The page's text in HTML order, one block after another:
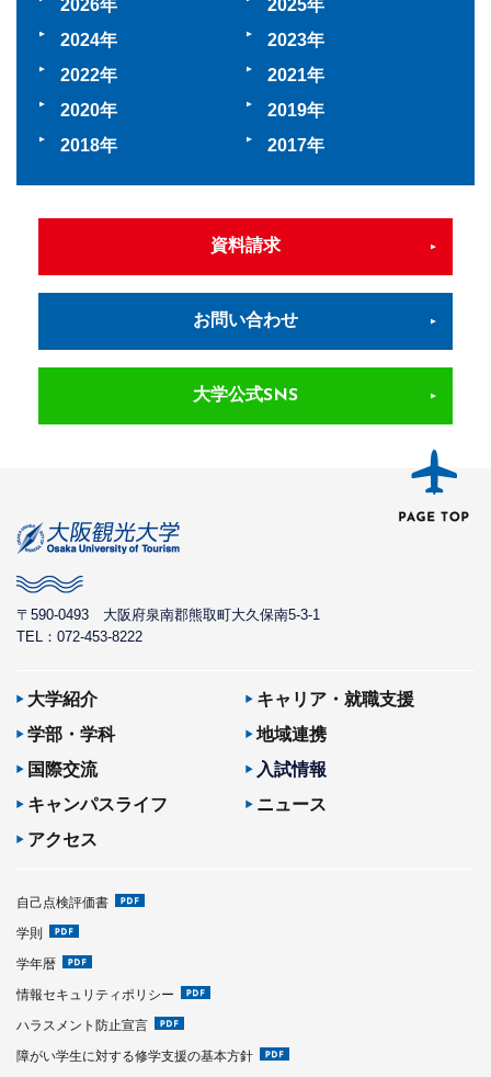
2026
2025
2024
2023
2022
2021
2020
2019
2018
2017
資料請求
お問い合わせ
大学公式SNS
〒590-0493 大阪府泉南郡熊取町大久保南5-3-1
TEL：072-453-8222
大学紹介
キャリア・就職支援
学部・学科
地域連携
国際交流
入試情報
キャンパスライフ
ニュース
アクセス
自己点検評価書
学則
学年暦
情報セキュリティポリシー
ハラスメント防止宣言
障がい学生に対する修学支援の基本方針